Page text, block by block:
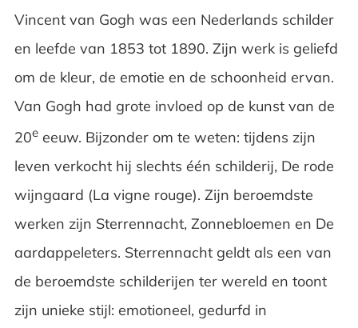
Vincent van Gogh was een Nederlands schilder
en leefde van 1853 tot 1890. Zijn werk is geliefd
om de kleur, de emotie en de schoonheid ervan.
Van Gogh had grote invloed op de kunst van de
20eeeuw. Bijzonder om te weten: tijdens zijn
leven verkocht hij slechts één schilderij, De rode
wijngaard (La vigne rouge). Zijn beroemdste
werken zijn Sterrennacht, Zonnebloemen en De
aardappeleters. Sterrennacht geldt als een van
de beroemdste schilderijen ter wereld en toont
zijn unieke stijl: emotioneel, gedurfd in